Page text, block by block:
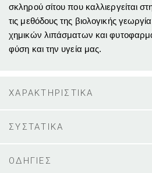
σκληρού σίτου που καλλιεργείται
τις μεθόδους της βιολογικής
χημικών λιπάσματων και
φύση και την υγεία μας.
ΧΑΡΑΚΤΗΡΙΣΤΙΚΑ
ΣΥΣΤΑΤΙΚΑ
ΟΔΗΓΙΕΣ